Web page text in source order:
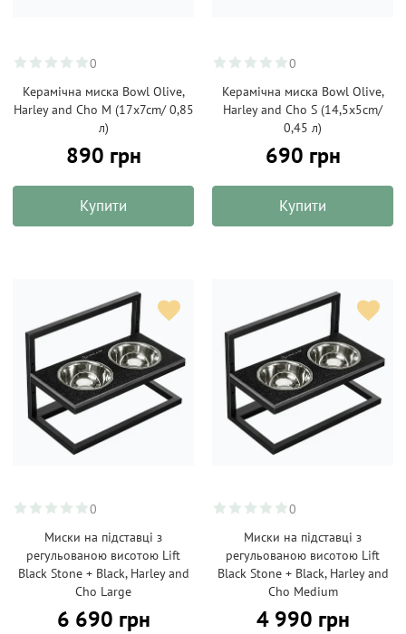
0
Керамічна миска Bowl Olive,
Harley and Cho M (17x7cm/ 0,85
л)
890 грн
Купити
0
Керамічна миска Bowl Olive,
Harley and Cho S (14,5x5cm/
0,45 л)
690 грн
Купити
0
Миски на підставці з
регульованою висотою Lift
Black Stone + Black, Harley and
Cho Large
6 690 грн
0
Миски на підставці з
регульованою висотою Lift
Black Stone + Black, Harley and
Cho Medium
4 990 грн